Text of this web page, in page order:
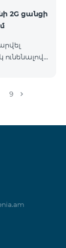
2G ցանցի
ունենալով
տեղի
ձեռք
բջջային
9